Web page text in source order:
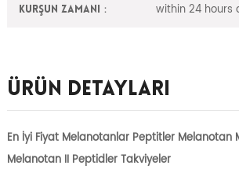
Kurşun zamanı： within 24
Ürün Detayları
En İyi Fiyat Melanotanlar Peptitler Melanotan
Melanotan II Peptidler Takviyeler